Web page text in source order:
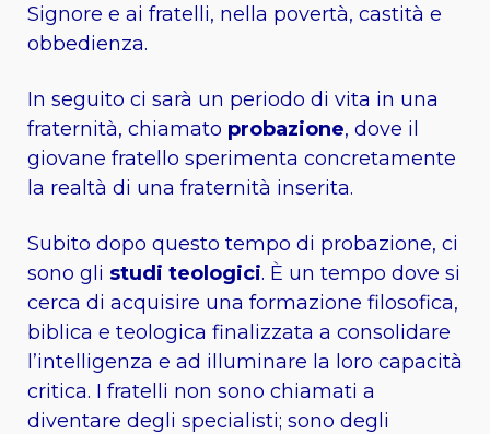
Signore e ai fratelli, nella povertà, castità e
obbedienza.
In seguito ci sarà un periodo di vita in una
fraternità, chiamato probazione, dove il
giovane fratello sperimenta concretamente
la realtà di una fraternità inserita.
Subito dopo questo tempo di probazione, ci
sono gli studi teologici. È un tempo dove si
cerca di acquisire una formazione filosofica,
biblica e teologica finalizzata a consolidare
l’intelligenza e ad illuminare la loro capacità
critica. I fratelli non sono chiamati a
diventare degli specialisti; sono degli